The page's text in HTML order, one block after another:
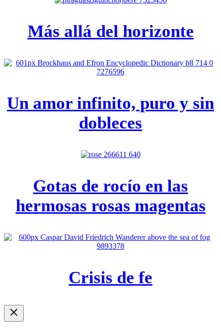
Más allá del horizonte
Un amor infinito, puro y sin
dobleces
Gotas de rocío en las
hermosas rosas magentas
Crisis de fe